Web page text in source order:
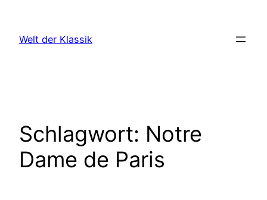
springen
Welt der Klassik
Schlagwort: Notre
Dame de Paris